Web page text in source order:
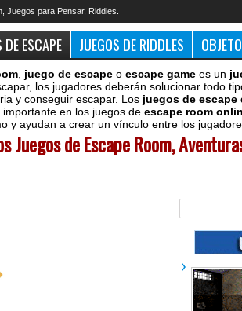
Juegos para Pensar, Riddles.
DE ESCAPE JUEGOS DE RIDDLES
juego de escape o escape game es un
los jugadores deberán solucionar todo
y conseguir escapar. Los juegos de
importante en los juegos de escape room
y ayudan a crear un vínculo entre los
Juegos de Escape Room,